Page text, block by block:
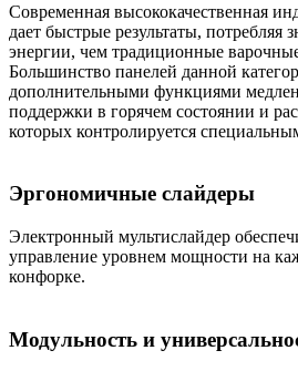
Современная высококачественная
дает быстрые результаты, потребляя
энергии, чем традиционные
Большинство панелей данной
дополнительными функциями
поддержки в горячем состоянии и
которых контролируется
Эргономичные слайдеры
Электронный мультислайдер
управление уровнем мощности на
конфорке.
Модульность и